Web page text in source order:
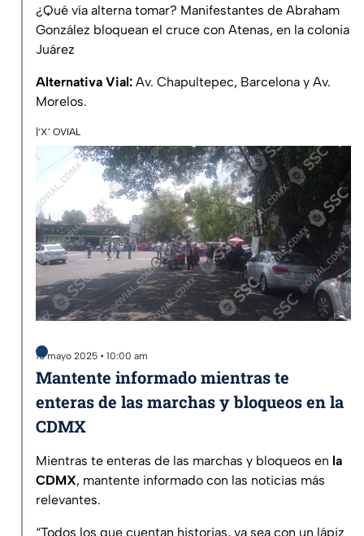
¿Qué vía alterna tomar? Manifestantes de Abraham
González bloquean el cruce con Atenas, en la colonia
Juárez
Alternativa Vial: Av. Chapultepec, Barcelona y Av.
Morelos.
|‘X’ OVIAL
13 mayo 2025 • 10:00 am
Mantente informado mientras te
enteras de las marchas y bloqueos en la
CDMX
Mientras te enteras de las marchas y bloqueos en la
CDMX, mantente informado con las noticias más
relevantes.
“Todos los que cuentan historias, ya sea con un lápiz